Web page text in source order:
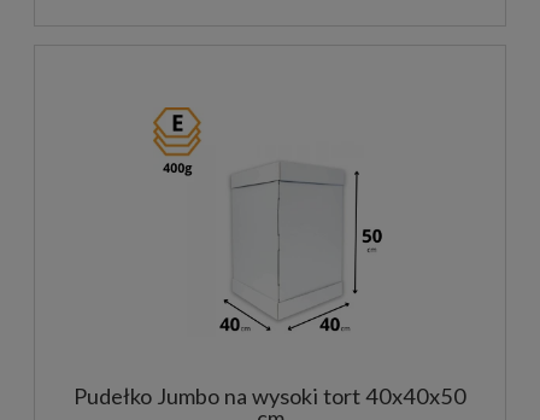
Pudełko Jumbo na wysoki tort 40x40x50